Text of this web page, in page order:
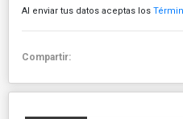
Al enviar tus datos aceptas los
Compartir: